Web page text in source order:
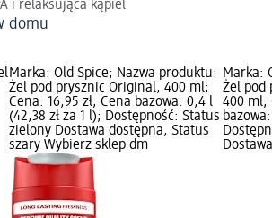
i relaksująca kąpiel
domu
Marka: Old Spice; Nazwa produktu:
Żel pod prysznic Original, 400 ml;
Cena: 16,95 zł; Cena bazowa: 0,4 l
(42,38 zł za 1 l); Dostępność: Status
zielony Dostawa dostępna, Status
szary Wybierz sklep dm
Marka:
Żel pod
400 ml;